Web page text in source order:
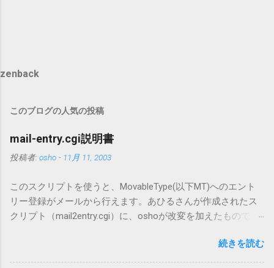
zenback
このブログの人気の投稿
mail-entry.cgi説明書
投稿者: osho - 11月 11, 2003
このスクリプトを使うと、MovableType(以下MT)へのエント
リー登録がメールから行えます。あひるさんが作成されたス
クリプト（mail2entry.cgi）に、oshoが改変を加えたもので
ーも出来ます。 バージョン0.5.3以降の動作確認はMT3.11で行
っています。0.5.2まではMT2.661で確認していました。0.5.3以
続きを読む